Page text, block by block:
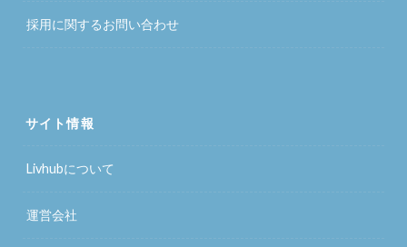
採用に関するお問い合わせ
サイト情報
Livhubについて
運営会社